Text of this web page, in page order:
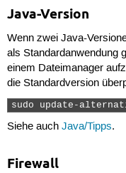
Java-Version
Wenn zwei Java-
als Standardanwendung
einem Dateimanager
die Standardversion
sudo update-
Siehe auch Java/Tipps.
Firewall